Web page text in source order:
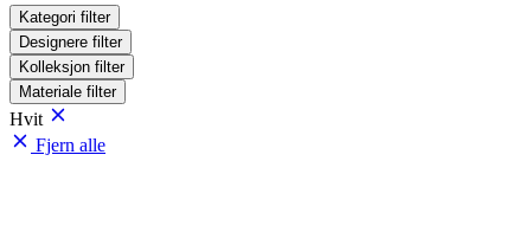
Kategori filter
Designere filter
Kolleksjon filter
Materiale filter
Hvit
Fjern alle